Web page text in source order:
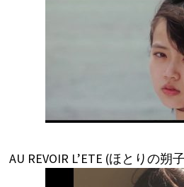
AU REVOIR L’ETE (ほとりの朔